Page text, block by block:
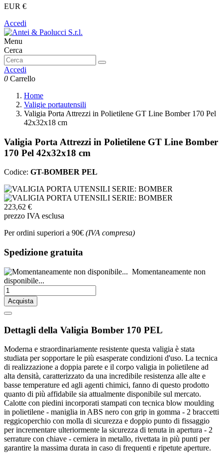
EUR €
Accedi
Menu
Cerca
Accedi
0 Carrello
Home
Valigie portautensili
Valigia Porta Attrezzi in Polietilene GT Line Bomber 170 Pel
42x32x18 cm
Valigia Porta Attrezzi in Polietilene GT Line Bomber
170 Pel 42x32x18 cm
Codice: GT-BOMBER PEL
223,62 €
prezzo IVA esclusa
Per ordini superiori a 90€ (IVA compresa)
Spedizione gratuita
Momentaneamente non
disponibile...
Acquista
Dettagli della Valigia Bomber 170 PEL
Moderna e straordinariamente resistente questa valigia è stata
studiata per sopportare le più esasperate condizioni d'uso. La tecnica
di realizzazione a doppia parete e il corpo valigia in polietilene ad
alta densità, caratterizzato da una incredibile resistenza alle alte e
basse temperature ed agli agenti chimici, fanno di questo prodotto
quanto di più affidabile sia attualmente disponibile sul mercato.
Calotte con piedini incorporati stampati con tecnica blow moulding
in polietilene - maniglia in ABS nero con grip in gomma - 2 braccetti
reggicoperchio con molla di sicurezza e doppio punto di fissaggio
per incrementare ulteriormente la sicurezza di tenuta in apertura - 2
serrature con chiave - cerniera in metallo, rivettata in più punti per
garantire la massima durata in caso di frequenti e ripetute aperture.